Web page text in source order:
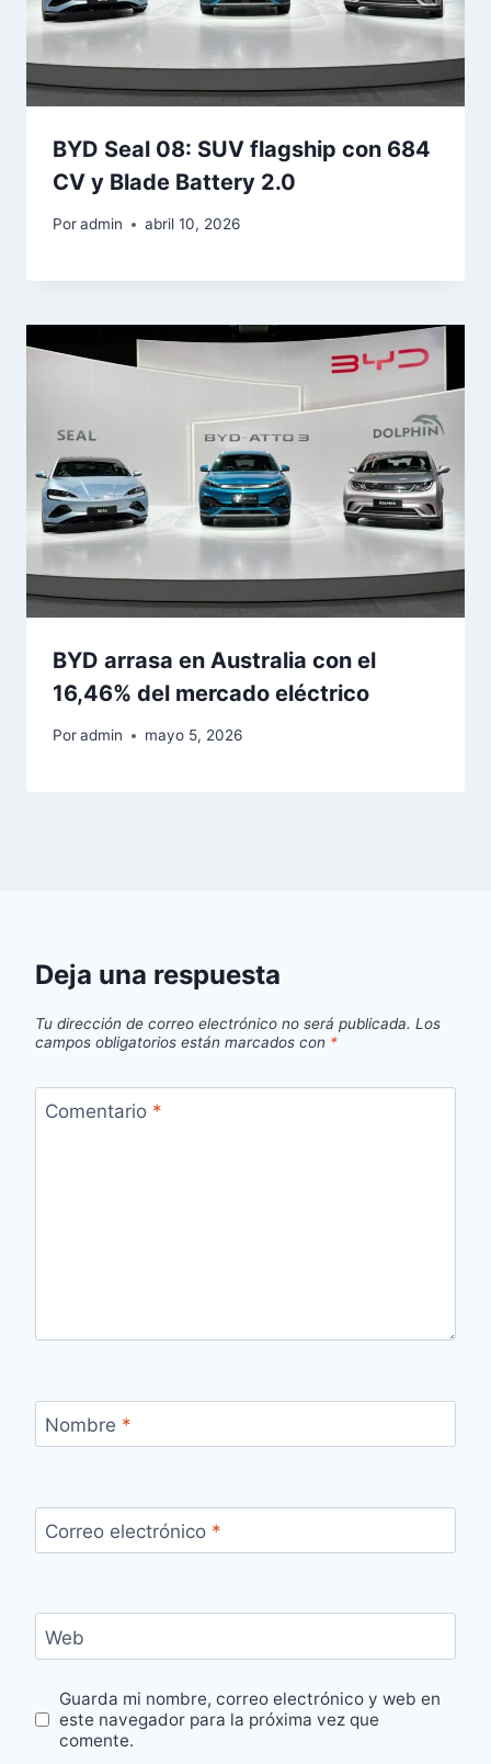
BYD Seal 08: SUV flagship con 684
CV y Blade Battery 2.0
Poradmin abril 10, 2026
BYD arrasa en Australia con el
16,46% del mercado eléctrico
Poradmin mayo 5, 2026
Deja una respuesta
Tu dirección de correo electrónico no será publicada. Los
campos obligatorios están marcados con *
Comentario *
Nombre *
Correo electrónico *
Web
Guarda mi nombre, correo electrónico y web en
este navegador para la próxima vez que
comente.